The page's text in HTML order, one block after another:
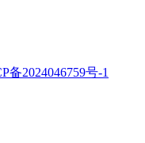
2024046759号-1